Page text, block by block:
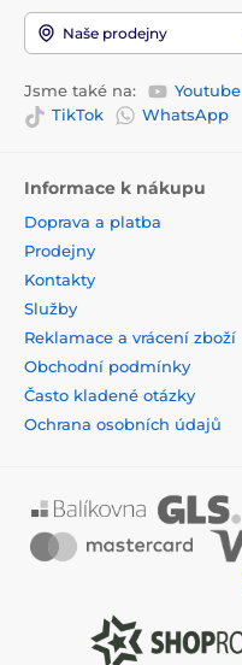
Naše prodejny
Jsme také na: Youtube
TikTok
WhatsApp
Informace k nákupu
Doprava a platba
Prodejny
Kontakty
Služby
Reklamace a vrácení zboží
Obchodní podmínky
Často kladené otázky
Ochrana osobních údajů